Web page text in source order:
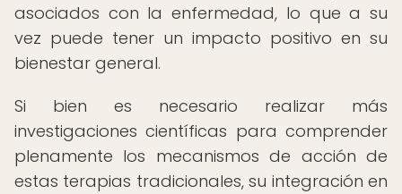
asociados con la enfermedad, lo que a su
vez puede tener un impacto positivo en su
bienestar general.
Si bien es necesario realizar más
investigaciones científicas para comprender
plenamente los mecanismos de acción de
estas terapias tradicionales, su integración en